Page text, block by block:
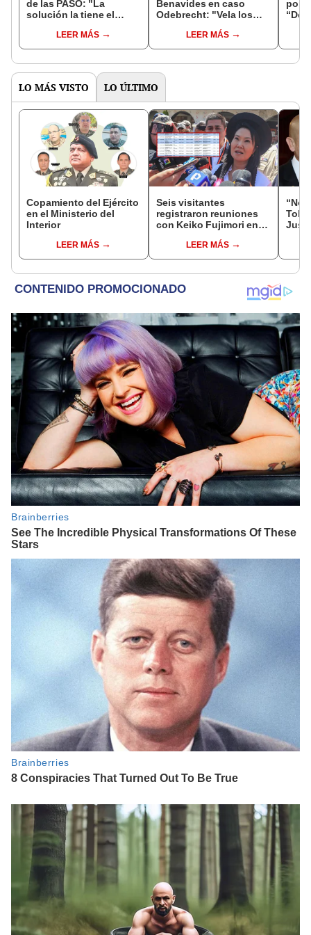
de las PASO: "La
solución la tiene el
Boluarte"LEER MÁS
Benavides en caso
Odebrecht: "Vela los
venganza
(suspenderlo)"
LEER MÁS
por
LO MÁS VISTO LO ÚLTIMO
Copamiento del Ejército
en el Ministerio del
Interior
LEER MÁS
Seis visitantes
registraron reuniones
con Keiko Fujimori en
presidenta se
encontraba en Junín
LEER MÁS
“No